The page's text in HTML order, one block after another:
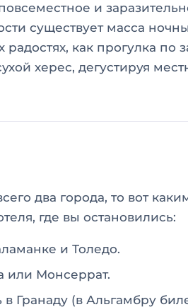
и
существует масса
как прогулка по
херес, дегустируя
два города, то вот
где вы остановились:
и Толедо.
или Монсеррат.
Гранаду (в Альгамбру